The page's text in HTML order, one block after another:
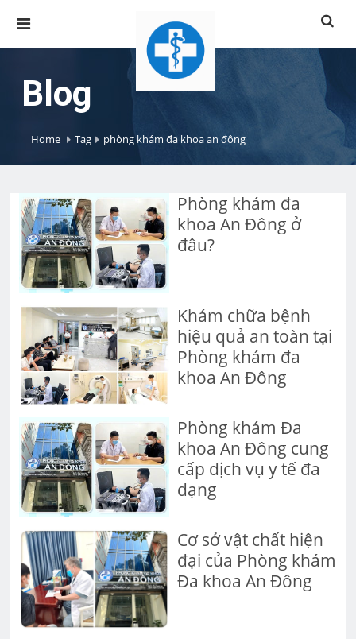
Blog
Home Tag phòng khám đa khoa an đông
Phòng khám đa
khoa An Đông ở
đâu?
Khám chữa bệnh
hiệu quả an toàn tại
Phòng khám đa
khoa An Đông
Phòng khám Đa
khoa An Đông cung
cấp dịch vụ y tế đa
dạng
Cơ sở vật chất hiện
đại của Phòng khám
Đa khoa An Đông